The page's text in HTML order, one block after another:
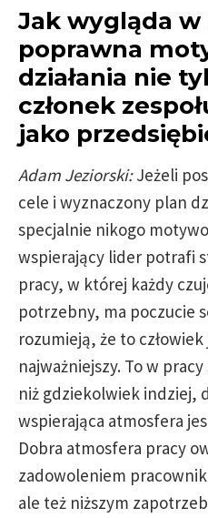
Jak wygląda w
poprawna
działania nie
członek
jako
Adam Jeziorski:Jeżeli
cele i wyznaczony plan
specjalnie nikogo
wspierający lider potrafi
pracy, w której każdy
potrzebny, ma poczucie
rozumieją, że to
najważniejszy. To w
niż gdziekolwiek indziej,
wspierająca atmosfera
Dobra atmosfera pracy
zadowoleniem
ale też niższym